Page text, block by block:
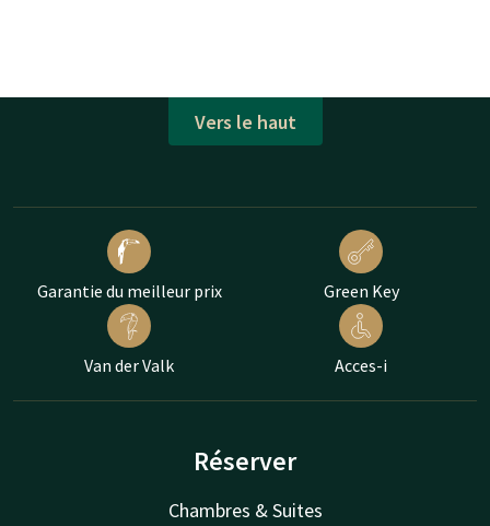
Vers le haut
Garantie du meilleur prix Green Key
Van der Valk Acces-i
Réserver
Chambres & Suites